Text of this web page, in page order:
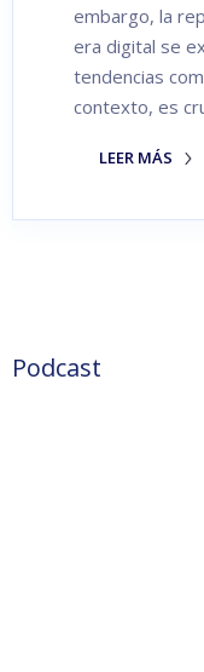
embargo, la
era digital se
tendencias
contexto, es
LEER MÁS
Podcast